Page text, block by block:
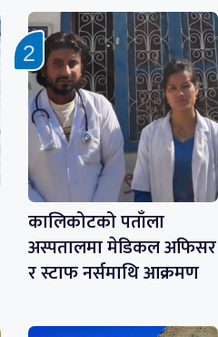
कालिकोटको पताँला
अस्पतालमा मेडिकल अफिसर
र स्टाफ नर्समाथि आक्रमण